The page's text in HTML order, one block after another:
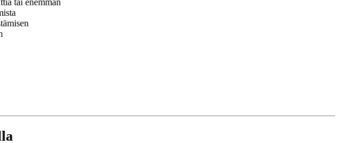
tai enemmän